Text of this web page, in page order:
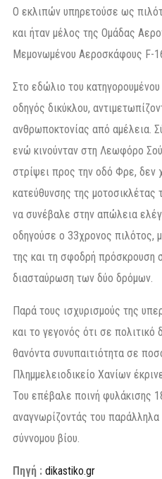
Ο εκλιπών υπηρετούσε ως
και ήταν μέλος της Ομάδας
Μεμονωμένου Αεροσκάφους F-
Στο εδώλιο του
οδηγός δικύκλου,
ανθρωποκτονίας από αμέλεια.
ενώ κινούνταν στη Λεωφόρο
στρίψει προς την οδό Φρε, δεν
κατεύθυνσης της
να συνέβαλε στην απώλεια
οδηγούσε ο 33χρονος πιλότος,
της και τη σφοδρή πρόσκρουση
διασταύρωση των δύο δρόμων.
Παρά τους ισχυρισμούς της
και το γεγονός ότι σε
θανόντα συνυπαιτιότητα σε
Πλημμελειοδικείο Χανίων
Του επέβαλε ποινή φυλάκισης
αναγνωρίζοντάς του
σύννομου βίου.
Πηγή : dikastiko.gr